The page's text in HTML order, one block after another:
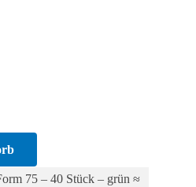
75 – 40 Stück – grün ≈